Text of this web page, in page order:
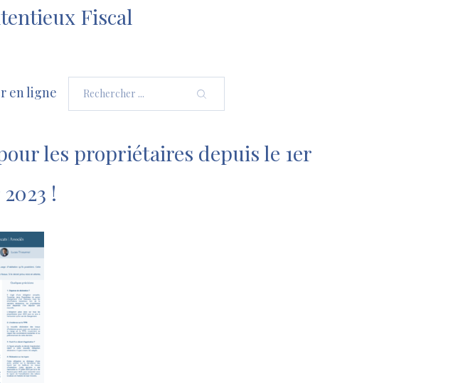
Fiscal
en ligne
les propriétaires depuis le 1er
!